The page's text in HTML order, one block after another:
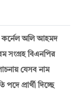
কর্নেল অলি আহমদ
সংগ্রহ বিএনপির
যেসব নাম
প্রার্থী দিচ্ছে